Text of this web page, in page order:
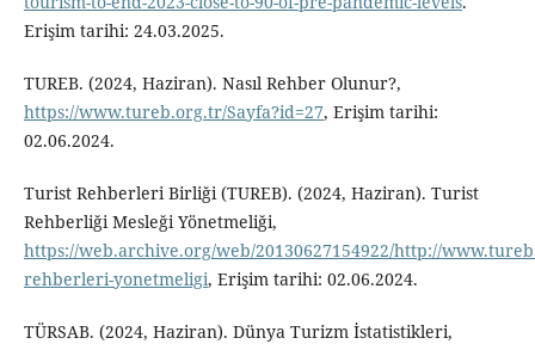
Erişim tarihi: 24.03.2025.
TUREB. (2024, Haziran). Nasıl Rehber Olunur?,
https://www.tureb.org.tr/Sayfa?id=27, Erişim tarihi:
02.06.2024.
Turist Rehberleri Birliği (TUREB). (2024, Haziran). Turist
Rehberliği Mesleği Yönetmeliği,
https://web.archive.org/web/20130627154922/http://
rehberleri-yonetmeligi, Erişim tarihi: 02.06.2024.
TÜRSAB. (2024, Haziran). Dünya Turizm İstatistikleri,